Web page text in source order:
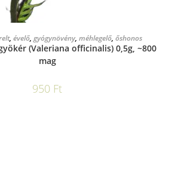
KOSÁRBA TESZEM
, évelő, gyógynövény, méhlegelő, őshonos
(Valeriana officinalis) 0,5g, ~800
mag
950 Ft